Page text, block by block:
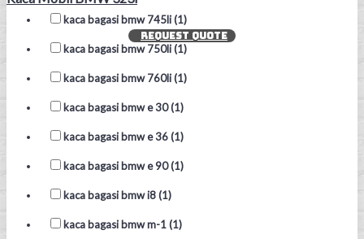
kaca bagasi bmw 745li (1)
kaca bagasi bmw 750li (1)
kaca bagasi bmw 760li (1)
kaca bagasi bmw e 30 (1)
kaca bagasi bmw e 36 (1)
kaca bagasi bmw e 90 (1)
kaca bagasi bmw i8 (1)
kaca bagasi bmw m-1 (1)
REQUEST QUOTE